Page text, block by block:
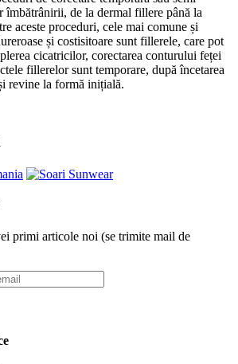
îmbătrânirii, de la dermal fillere până la
aceste proceduri, cele mai comune și
și costisitoare sunt fillerele, care pot
cicatricilor, corectarea conturului feței
fillerelor sunt temporare, după încetarea
revine la formă inițială.
primi articole noi (se trimite mail de